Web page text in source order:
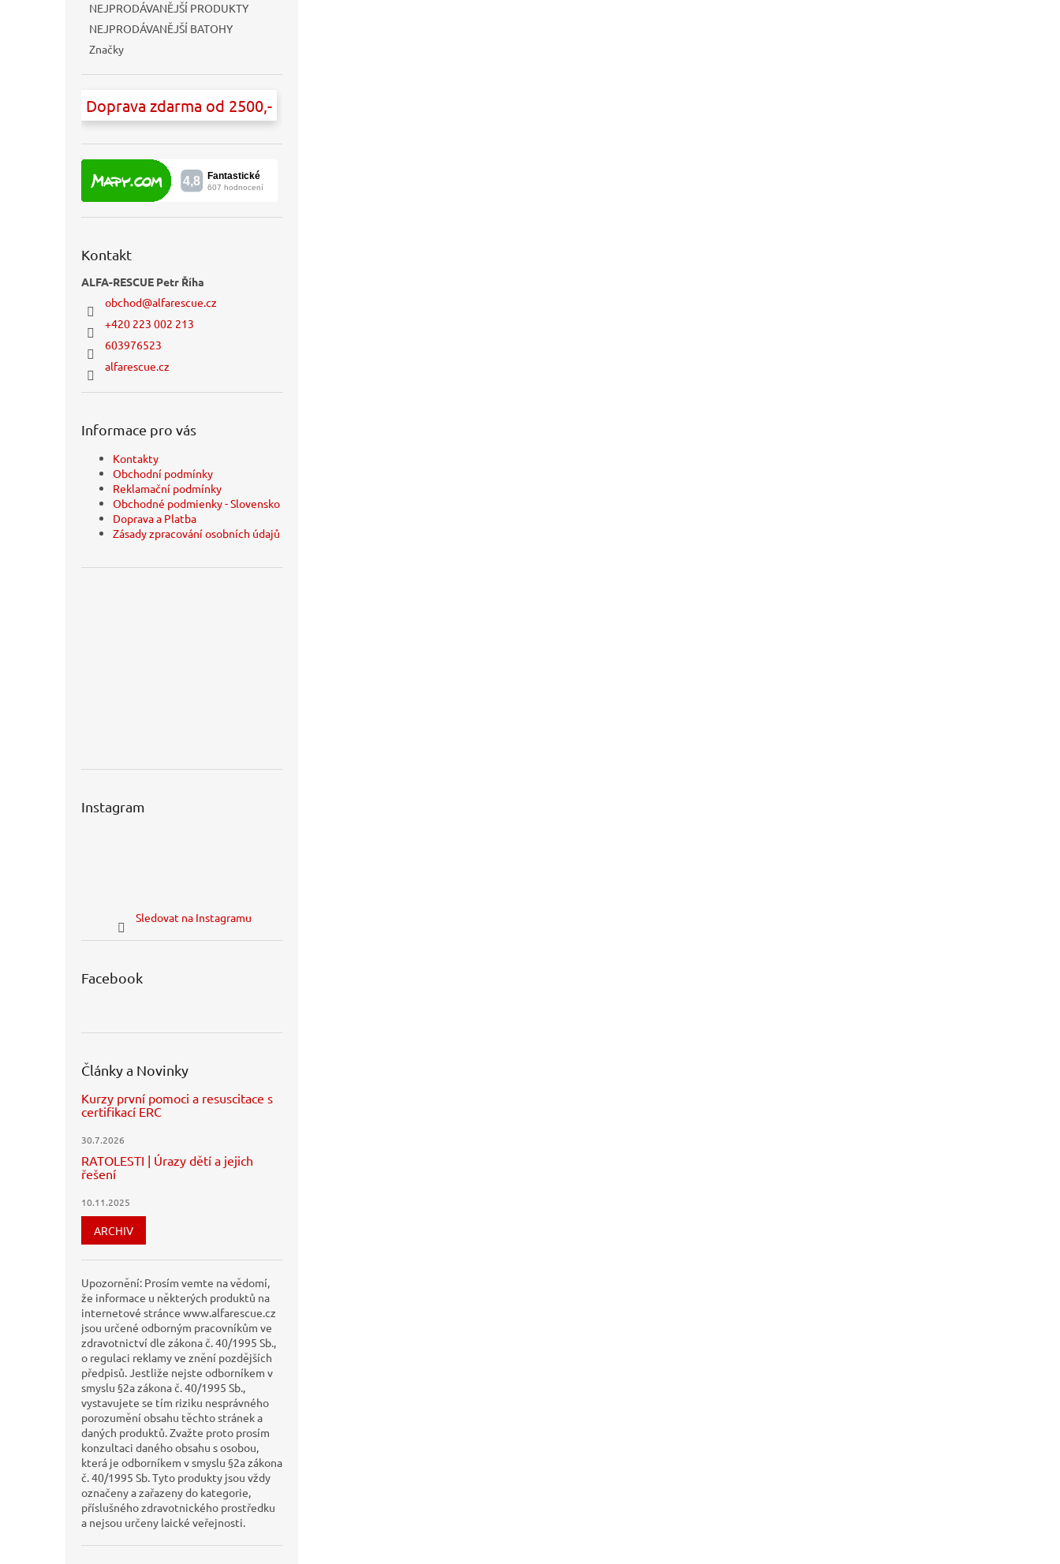
NEJPRODÁVANĚJŠÍ PRODUKTY
NEJPRODÁVANĚJŠÍ BATOHY
Značky
Doprava zdarma od 2500,-
Kontakt
ALFA-RESCUE Petr Říha
obchod@alfarescue.cz
+420 223 002 213
603976523
alfarescue.cz
Informace pro vás
Kontakty
Obchodní podmínky
Reklamační podmínky
Obchodné podmienky - Slovensko
Doprava a Platba
Zásady zpracování osobních údajů
Instagram
Sledovat na Instagramu
Facebook
Články a Novinky
Kurzy první pomoci a resuscitace s
certifikací ERC
30.7.2026
RATOLESTI | Úrazy dětí a jejich
řešení
10.11.2025
ARCHIV
Upozornění: Prosím vemte na vědomí,
že informace u některých produktů na
internetové stránce www.alfarescue.cz
jsou určené odborným pracovníkům ve
zdravotnictví dle zákona č. 40/1995 Sb.,
o regulaci reklamy ve znění pozdějších
předpisů. Jestliže nejste odborníkem v
smyslu §2a zákona č. 40/1995 Sb.,
vystavujete se tím riziku nesprávného
porozumění obsahu těchto stránek a
daných produktů. Zvažte proto prosím
konzultaci daného obsahu s osobou,
která je odborníkem v smyslu §2a zákona
č. 40/1995 Sb. Tyto produkty jsou vždy
označeny a zařazeny do kategorie,
příslušného zdravotnického prostředku
a nejsou určeny laické veřejnosti.